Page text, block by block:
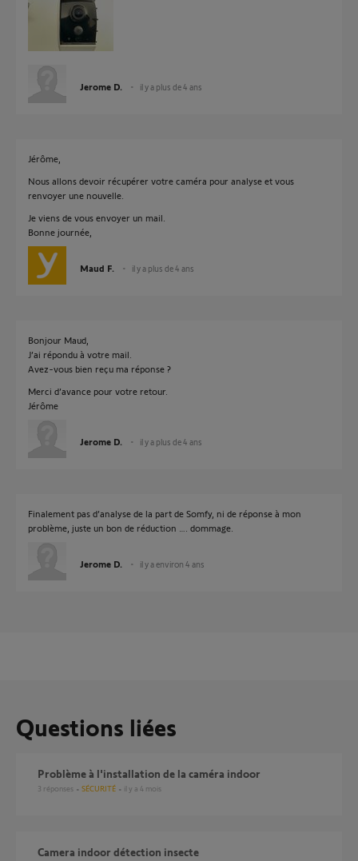
Jerome D. il y a plus de 4 ans
Jérôme,
Nous allons devoir récupérer votre caméra pour analyse et vous
renvoyer une nouvelle.
Je viens de vous envoyer un mail.
Bonne journée,
Maud F. il y a plus de 4 ans
Bonjour Maud,
J’ai répondu à votre mail.
Avez-vous bien reçu ma réponse ?
Merci d’avance pour votre retour.
Jérôme
Jerome D. il y a plus de 4 ans
Finalement pas d’analyse de la part de Somfy, ni de réponse à mon
problème, juste un bon de réduction …. dommage.
Jerome D. il y a environ 4 ans
Questions liées
Problème à l'installation de la caméra indoor
3 réponses SÉCURITÉ il y a 4 mois
camera indoor détection insecte